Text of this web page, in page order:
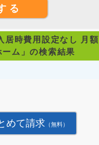
る
居時費用設定なし 月額
ム」の検索結果
めて請求 （無料）